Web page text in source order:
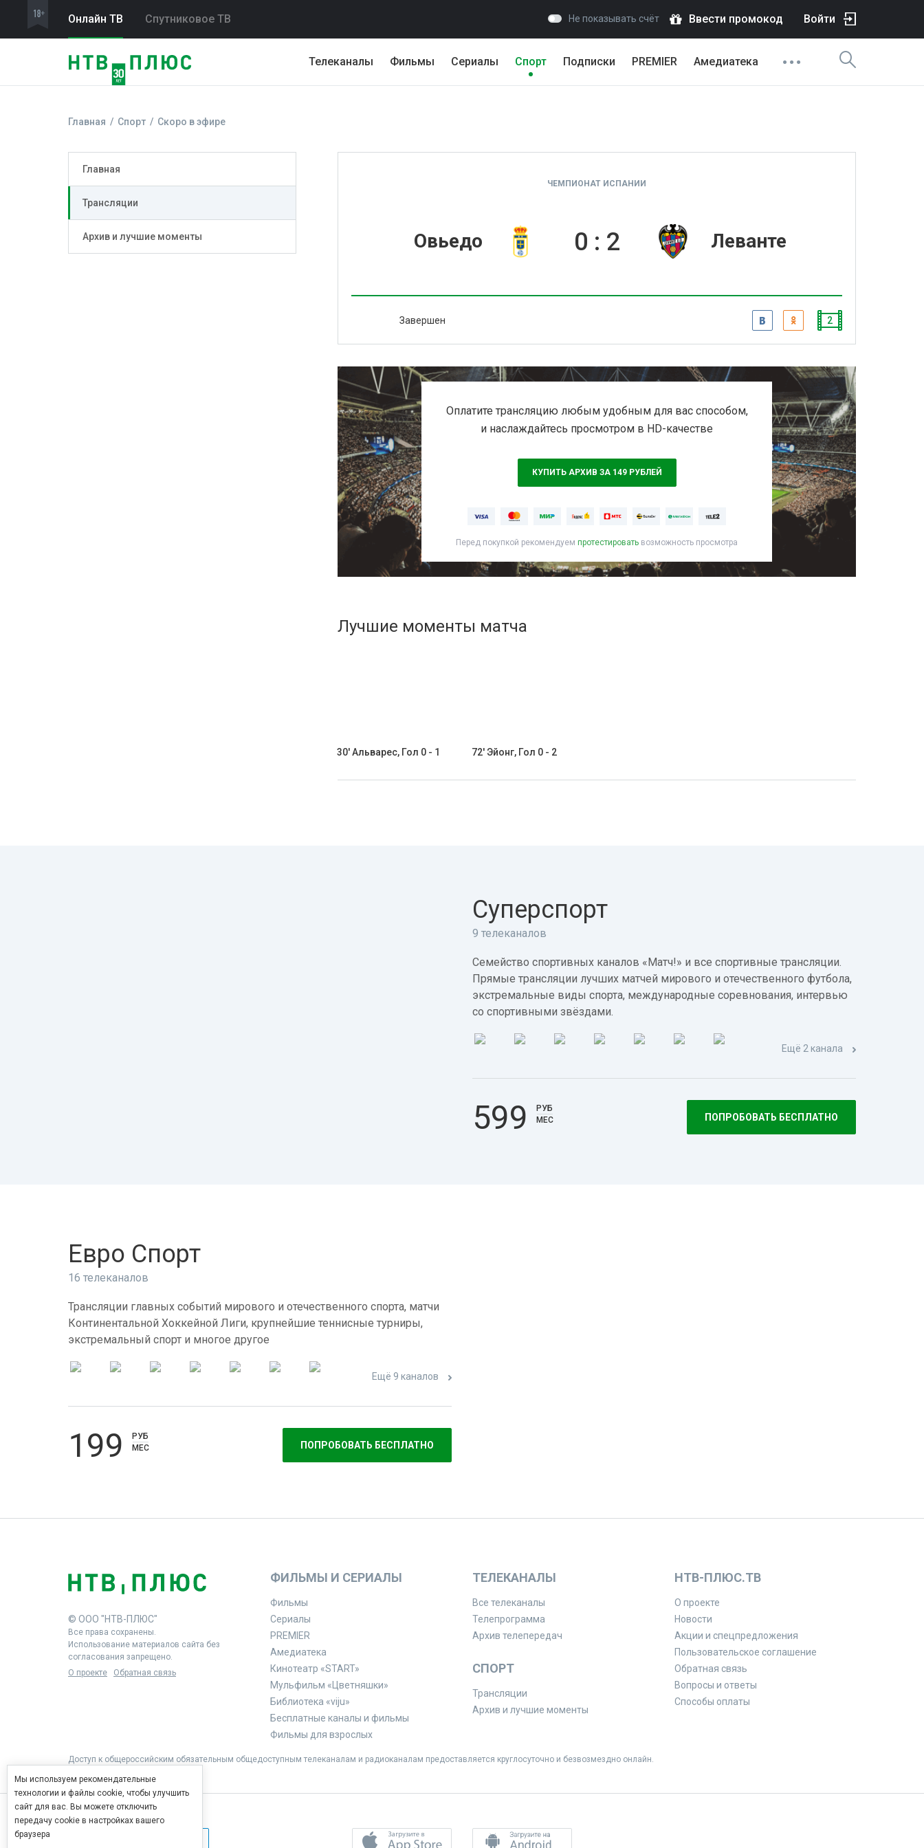
Онлайн ТВ Спутниковое ТВ Не показывать счёт Ввести промокод Войти
Телеканалы Фильмы Сериалы Спорт Подписки PREMIER Амедиатека
Главная Спорт Скоро в эфире
Главная
Трансляции
Архив и лучшие моменты
ЧЕМПИОНАТ ИСПАНИИ
Овьедо Леванте
0 : 2
Завершен 2
Оплатите трансляцию любым удобным для вас способом,
и наслаждайтесь просмотром в HD-качестве
КУПИТЬ АРХИВ ЗА 149 РУБЛЕЙ
Перед покупкой рекомендуем протестировать возможность просмотра
Лучшие моменты матча
30' Альварес, Гол 0 - 1 72' Эйонг, Гол 0 - 2
Суперспорт
9 телеканалов
Семейство спортивных каналов «Матч!» и все спортивные трансляции.
Прямые трансляции лучших матчей мирового и отечественного футбола,
экстремальные виды спорта, международные соревнования, интервью
со спортивными звёздами.
Ещё 2 канала
599
РУБ
МЕС
ПОПРОБОВАТЬ БЕСПЛАТНО
Евро Спорт
16 телеканалов
Трансляции главных событий мирового и отечественного спорта, матчи
Континентальной Хоккейной Лиги, крупнейшие теннисные турниры,
экстремальный спорт и многое другое
Ещё 9 каналов
199
РУБ
МЕС
ПОПРОБОВАТЬ БЕСПЛАТНО
© ООО "НТВ-ПЛЮС"
Все права сохранены.
Использование материалов сайта без
согласования запрещено.
О проекте
Обратная связь
ФИЛЬМЫ И СЕРИАЛЫ
Фильмы
Сериалы
PREMIER
Амедиатека
Кинотеатр «START»
Мульфильм «Цветняшки»
Библиотека «viju»
Бесплатные каналы и фильмы
Фильмы для взрослых
ТЕЛЕКАНАЛЫ
Все телеканалы
Телепрограмма
Архив телепередач
СПОРТ
Трансляции
Архив и лучшие моменты
НТВ-ПЛЮС.ТВ
О проекте
Новости
Акции и спецпредложения
Пользовательское соглашение
Обратная связь
Вопросы и ответы
Способы оплаты
Доступ к общероссийским обязательным общедоступным телеканалам и радиоканалам предоставляется круглосуточно и безвозмездно онлайн.
Мы используем рекомендательные
технологии и файлы cookie, чтобы улучшить
сайт для вас. Вы можете отключить
передачу cookie в настройках вашего
браузера